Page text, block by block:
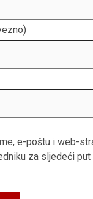
e-poštu i web-
za sljedeći put